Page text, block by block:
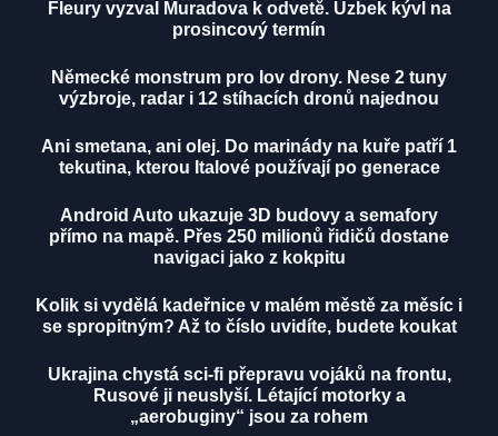
Fleury vyzval Muradova k odvetě. Uzbek kývl na
prosincový termín
Německé monstrum pro lov drony. Nese 2 tuny
výzbroje, radar i 12 stíhacích dronů najednou
Ani smetana, ani olej. Do marinády na kuře patří 1
tekutina, kterou Italové používají po generace
Android Auto ukazuje 3D budovy a semafory
přímo na mapě. Přes 250 milionů řidičů dostane
navigaci jako z kokpitu
Kolik si vydělá kadeřnice v malém městě za měsíc i
se spropitným? Až to číslo uvidíte, budete koukat
Ukrajina chystá sci-fi přepravu vojáků na frontu,
Rusové ji neuslyší. Létající motorky a
„aerobuginy“ jsou za rohem